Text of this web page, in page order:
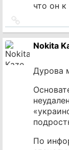
что он
на
источник
Nokita
Дурова
По